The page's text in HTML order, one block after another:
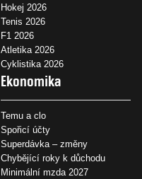
Hokej 2026
Tenis 2026
F1 2026
Atletika 2026
Cyklistika 2026
Ekonomika
Temu a clo
Spořicí účty
Superdávka – změny
Chybějící roky k důchodu
Minimální mzda 2027